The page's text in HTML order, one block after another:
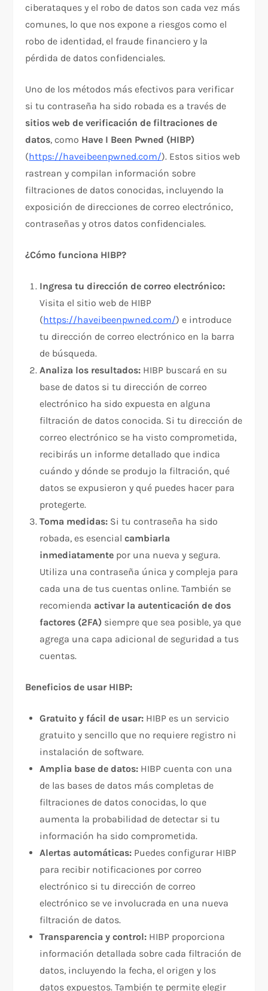
ciberataques y el robo de datos son cada vez más
comunes, lo que nos expone a riesgos como el
robo de identidad, el fraude financiero y la
pérdida de datos confidenciales.
Uno de los métodos más efectivos para verificar
si tu contraseña ha sido robada es a través de
sitios web de verificación de filtraciones de
datos, como Have I Been Pwned (HIBP)
(https://haveibeenpwned.com/). Estos sitios web
rastrean y compilan información sobre
filtraciones de datos conocidas, incluyendo la
exposición de direcciones de correo electrónico,
contraseñas y otros datos confidenciales.
¿Cómo funciona HIBP?
Ingresa tu dirección de correo electrónico:
Visita el sitio web de HIBP
(https://haveibeenpwned.com/) e introduce
tu dirección de correo electrónico en la barra
de búsqueda.
Analiza los resultados: HIBP buscará en su
base de datos si tu dirección de correo
electrónico ha sido expuesta en alguna
filtración de datos conocida. Si tu dirección de
correo electrónico se ha visto comprometida,
recibirás un informe detallado que indica
cuándo y dónde se produjo la filtración, qué
datos se expusieron y qué puedes hacer para
protegerte.
Toma medidas: Si tu contraseña ha sido
robada, es esencialcambiarla
inmediatamente por una nueva y segura.
Utiliza una contraseña única y compleja para
cada una de tus cuentas online. También se
recomienda activar la autenticación de dos
factores (2FA) siempre que sea posible, ya que
agrega una capa adicional de seguridad a tus
cuentas.
Beneficios de usar HIBP:
Gratuito y fácil de usar: HIBP es un servicio
gratuito y sencillo que no requiere registro ni
instalación de software.
Amplia base de datos: HIBP cuenta con una
de las bases de datos más completas de
filtraciones de datos conocidas, lo que
aumenta la probabilidad de detectar si tu
información ha sido comprometida.
Alertas automáticas: Puedes configurar HIBP
para recibir notificaciones por correo
electrónico si tu dirección de correo
electrónico se ve involucrada en una nueva
filtración de datos.
Transparencia y control: HIBP proporciona
información detallada sobre cada filtración de
datos, incluyendo la fecha, el origen y los
datos expuestos. También te permite elegir